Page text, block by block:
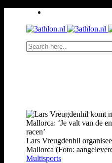
Lars Vreugdenhil
Mallorca (Foto:
Multisports